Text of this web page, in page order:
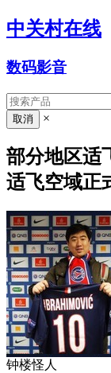
中关村在线
数码影音
×
部分地区适
适飞空域正
钟楼怪人